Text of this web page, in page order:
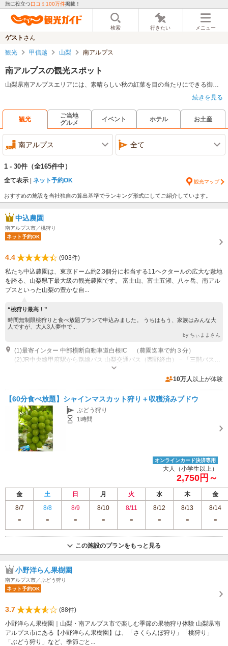
旅に役立つ口コミ100万件掲載！
検索 行きたい メニュー
ゲスト さん
観光 甲信越 山梨 南アルプス
南アルプスの観光スポット
山梨県南アルプスエリアには、素晴らしい秋の紅葉を目の当たりにできる御庵沢渓谷をはじめ、自然資源を利用した観光名所が数多く存在する。夜叉神峠のふもとには芦安温泉があり、自然美溢れる景観の中で湯治を楽しむこともできるため、旅行の疲れをとるにも最適だろう。静かな環境の中釣りや散策が楽しめる北伊奈ヶ湖は一人でも楽しめるが、家族やカップルと訪れると更に楽しめるスポットだ。
続きを見る
観光
ご当地
グルメ
イベント ホテル お土産
南アルプス 全て
1 - 30件 （全165件中）
全て表示 ネット予約OK 観光マップ
おすすめの施設を当社独自の算出基準でランキング形式にしてご紹介しています。
中込農園
南アルプス市／桃狩り
ネット予約OK
4.4
(903件)
私たち中込農園は、東京ドーム約2.3個分に相当する11ヘクタールの広大な敷地
を誇る、山梨県下最大級の観光農園です。 富士山、富士五湖、八ヶ岳、南アル
プスといった山梨の豊かな自...
“桃狩り最高！”
時間無制限桃狩りと食べ放題プランで申込みました。 うちはもう、家族はみんな大
人ですが、大人3人夢中で...
by ちぃままさん
(1)最寄インター 中部横断自動車道白根IC （農園迄車で約３分）
営業：6月初旬～11月 営業時間：6～9月まで 9:00～17:00(最終受付16：
00) 10月～11月まで 10:00～16:00（最終受付15：00）10万人 以上が体験
【60分食べ放題】シャインマスカット狩り＋収穫済みブドウ
ぶどう狩り
1時間
オンラインカード決済専用
大人（小学生以上）
2,750円～
金 土 日 月 火 水 木
金
8/7
8/8 8/9 8/10 8/11 8/12 8/13 8/14
この施設のプランをもっと見る
小野洋らん果樹園
南アルプス市／ぶどう狩り
ネット予約OK
3.7
(88件)
小野洋らん果樹園｜山梨・南アルプス市で楽しむ季節の果物狩り体験 山梨県南
アルプス市にある【小野洋らん果樹園】は、「さくらんぼ狩り」「桃狩り」
「ぶどう狩り」など、季節ごと...